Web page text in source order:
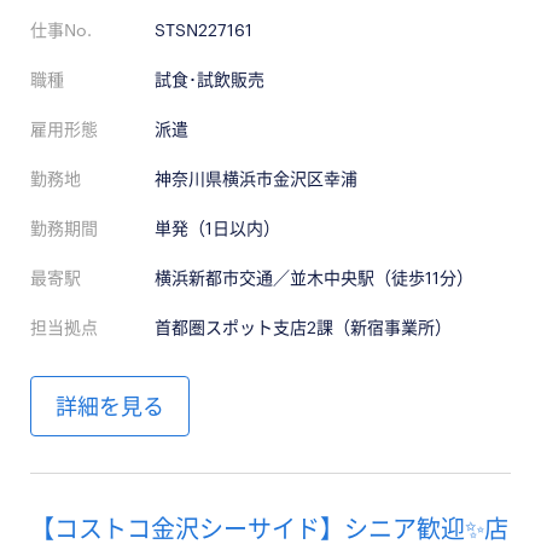
仕事No. STSN227161
職種 試食･試飲販売
雇用形態 派遣
勤務地 神奈川県横浜市金沢区幸浦
勤務期間 単発（1日以内）
最寄駅 横浜新都市交通／並木中央駅（徒歩11分）
担当拠点 首都圏スポット支店2課（新宿事業所）
詳細を見る
【コストコ金沢シーサイド】シニア歓迎✨店